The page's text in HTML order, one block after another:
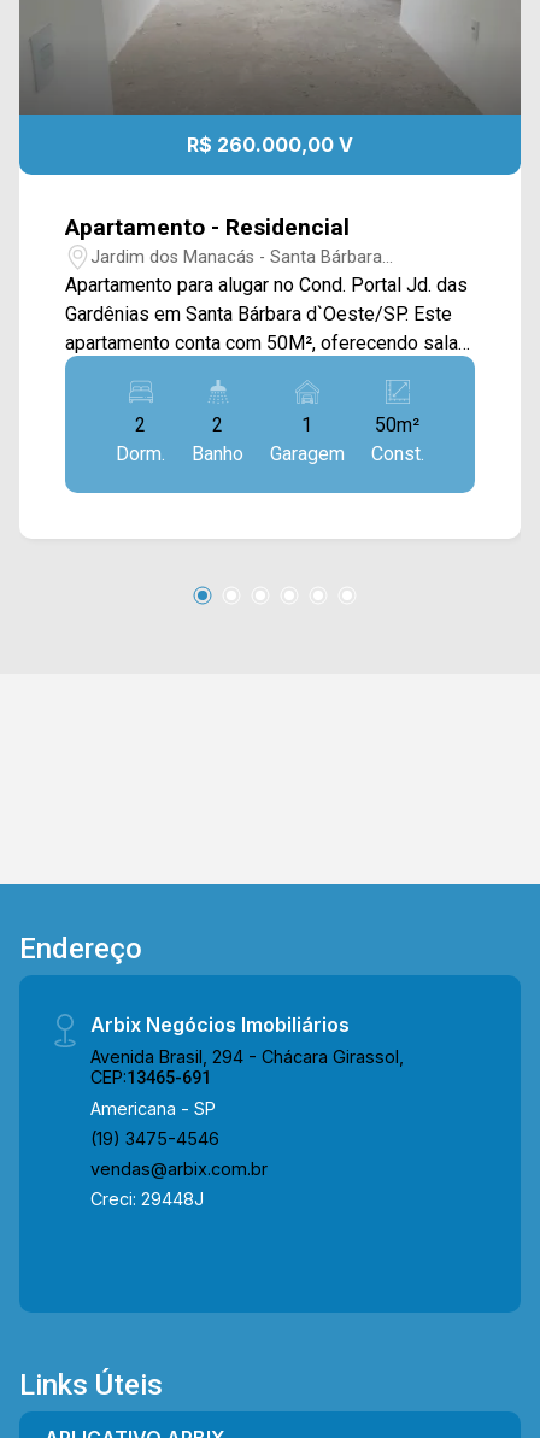
R$ 260.000,00 V
Apartamento - Residencial
Jardim dos Manacás - Santa Bárbara
D`Oeste/SP
Apartamento para alugar no Cond. Portal Jd. das
Gardênias em Santa Bárbara d`Oeste/SP. Este
apartamento conta com 50M², oferecendo sala
de estar e de jantar integradas, cozinha
conectada com a área de serviço. > 02 quartos,
sendo 01 suíte; > 02 banheiros, sendo 01 social;
> 01 vaga de garagem. Localizado no bairro
Jardim dos Manacás, este condomínio está
Av. João Luiz Mazer e Av. da Amizade, contém
conta com praças, restaurantes, supermercados
2
Dorm.
2
Banho
1
Garagem
50m²
Const.
Endereço
Arbix Negócios Imobiliários
Avenida Brasil, 294 - Chácara Girassol,
CEP:13465-691
Americana - SP
(19) 3475-4546
vendas@arbix.com.br
Creci: 29448J
Links Úteis